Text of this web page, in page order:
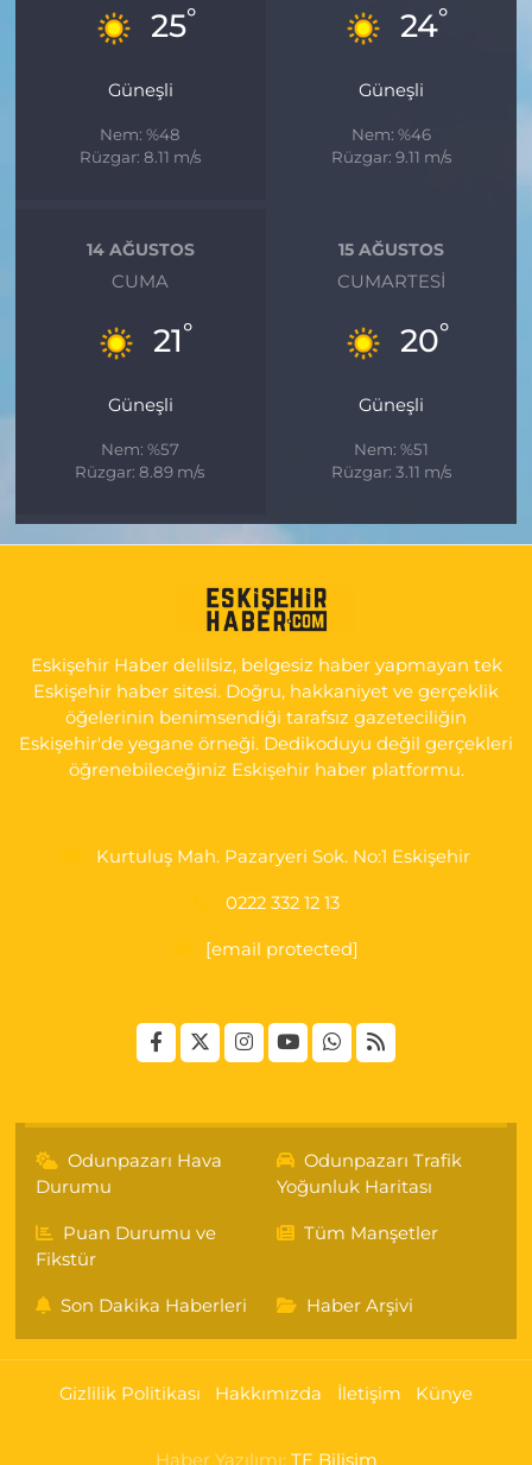
25°
Güneşli
Nem: %48
Rüzgar: 8.11 m/s
24°
Güneşli
Nem: %46
Rüzgar: 9.11 m/s
14 AĞUSTOS
CUMA
21°
Güneşli
Nem: %57
Rüzgar: 8.89 m/s
15 AĞUSTOS
CUMARTESI
20°
Güneşli
Nem: %51
Rüzgar: 3.11 m/s
Eskişehir Haber delilsiz, belgesiz haber yapmayan tek
Eskişehir haber sitesi. Doğru, hakkaniyet ve gerçeklik
öğelerinin benimsendiği tarafsız gazeteciliğin
Eskişehir'de yegane örneği. Dedikoduyu değil gerçekleri
öğrenebileceğiniz Eskişehir haber platformu.
Kurtuluş Mah. Pazaryeri Sok. No:1 Eskişehir
0222 332 12 13
[email protected]
Odunpazarı Hava
Durumu
Odunpazarı Trafik
Yoğunluk Haritası
Puan Durumu ve
Fikstür
Tüm Manşetler
Son Dakika Haberleri Haber Arşivi
Gizlilik Politikası Hakkımızda İletişim Künye
Haber Yazılımı: TE Bilişim